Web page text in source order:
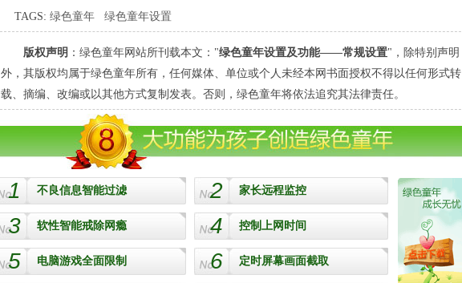
TAGS: 绿色童年 绿色童年设置
版权声明 ：绿色童年网站所刊载本文："绿色童年设置及功能——常规设置"，除特别声明
外，其版权均属于绿色童年所有，任何媒体、单位或个人未经本网书面授权不得以任何形式转
载、摘编、改编或以其他方式复制发表。否则，绿色童年将依法追究其法律责任。
1 不良信息智能过滤 2 家长远程监控
3 软性智能戒除网瘾 4 控制上网时间
5 电脑游戏全面限制 6 定时屏幕画面截取